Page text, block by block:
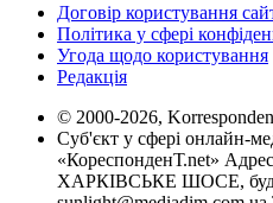
Договір користування
Політика у сфері
Угода щодо користування
Редакція
© 2000-2026,
Суб'єкт у сфері онлайн-
«КореспонденТ.net»
ХАРКІВСЬКЕ ШОСЕ,